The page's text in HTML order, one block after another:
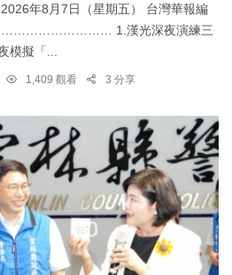
年8月7日（星期五） 台灣華報編
1.漢光深夜演練三
模擬「...
1,409 觀看 3 分享